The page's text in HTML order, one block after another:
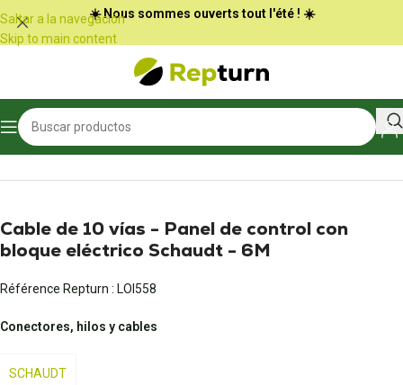
Panel de gestión de cookies
Saltar a la navegación
Skip to main content
☀️ Nous sommes ouverts tout l'été ! ☀️
Inicio/Autocaravanas y furgonetas
Cable de 10 vías - Panel de control con
bloque eléctrico Schaudt - 6M
Référence Repturn : LOI558
Conectores, hilos y cables
SCHAUDT